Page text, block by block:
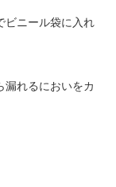
ビニール袋に入れ
漏れるにおいをカ